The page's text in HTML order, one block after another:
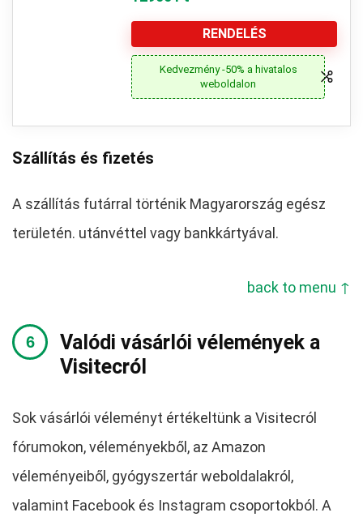
RENDELÉS
Kedvezmény -50% a hivatalos
weboldalon
Szállítás és fizetés
A szállítás futárral történik Magyarország egész
területén. utánvéttel vagy bankkártyával.
back to menu ↑
Valódi vásárlói vélemények a
Visitecról
Sok vásárlói véleményt értékeltünk a Visitecról
fórumokon, véleményekből, az Amazon
véleményeiből, gyógyszertár weboldalakról,
valamint Facebook és Instagram csoportokból. A